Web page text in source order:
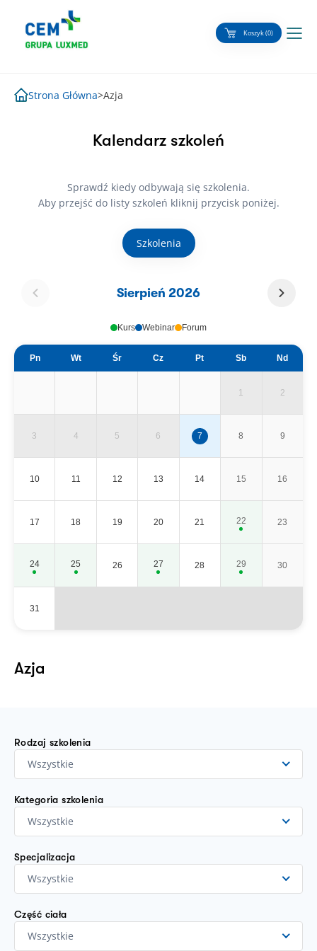
content
Koszyk (0)
Strona Główna>Azja
Kalendarz szkoleń
Sprawdź kiedy odbywają się szkolenia.
Aby przejść do listy szkoleń kliknij przycisk poniżej.
Szkolenia
Sierpień 2026
Kurs Webinar Forum
Pn Wt Śr Cz Pt Sb Nd
1 2
3 4 5 6 7 8 9
10 11 12 13 14 15 16
17 18 19 20 21 22 23
24 25 26 27 28 29 30
31
Azja
Rodzaj szkolenia
Wszystkie
Kategoria szkolenia
Wszystkie
Specjalizacja
Wszystkie
Część ciała
Wszystkie